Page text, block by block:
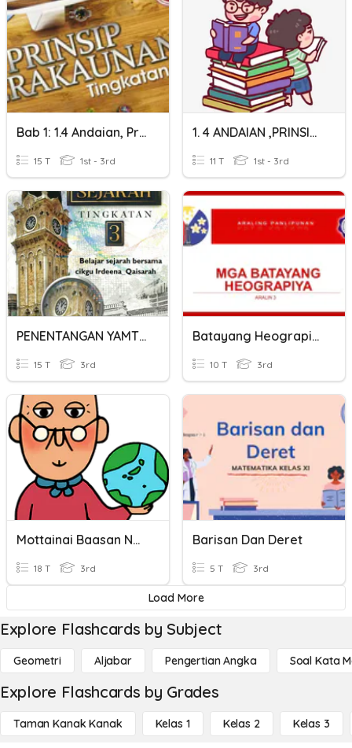
Bab 1: 1.4 Andaian, Prinsip Dan Batasan Perakaunan
15 T 1st - 3rd
1. 4 ANDAIAN ,PRINSIP DAN BATASAN DALAM PERAKAUANAN
11 T 1st - 3rd
PENENTANGAN YAMTUAN ANTAH DAN DATO' BAHAMAN
15 T 3rd
Batayang Heograpiya
10 T 3rd
Mottainai Baasan Nature Words
18 T 3rd
Barisan Dan Deret
5 T 3rd
Load More
Explore Flashcards by Subject
Geometri Aljabar Pengertian Angka Soal Kata
Explore Flashcards by Grades
Taman Kanak Kanak Kelas 1 Kelas 2 Kelas 3